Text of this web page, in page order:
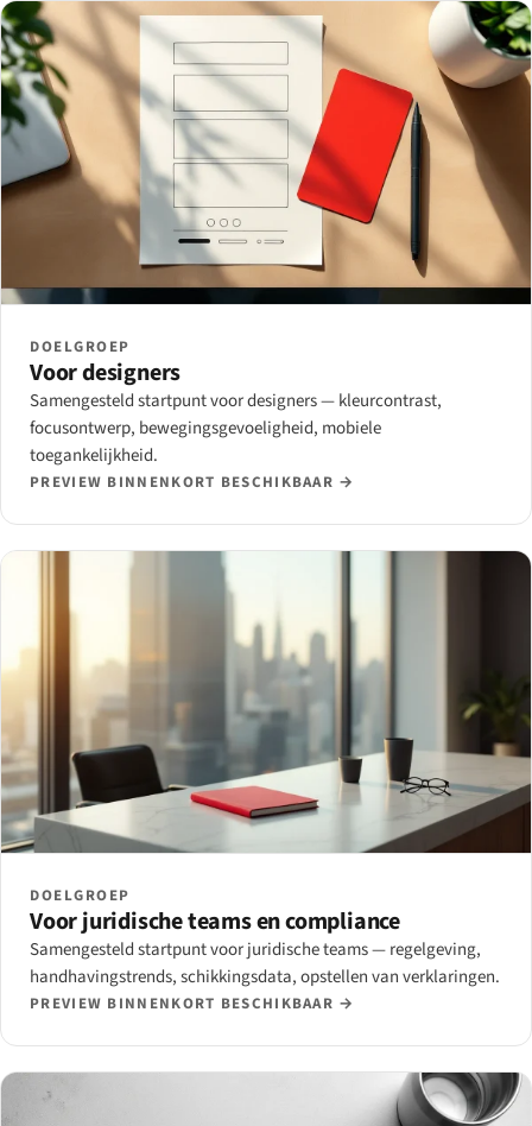
DOELGROEP
Voor designers
Samengesteld startpunt voor designers — kleurcontrast,
focusontwerp, bewegingsgevoeligheid, mobiele
toegankelijkheid.
PREVIEW BINNENKORT BESCHIKBAAR →
DOELGROEP
Voor juridische teams en compliance
Samengesteld startpunt voor juridische teams — regelgeving,
handhavingstrends, schikkingsdata, opstellen van verklaringen.
PREVIEW BINNENKORT BESCHIKBAAR →